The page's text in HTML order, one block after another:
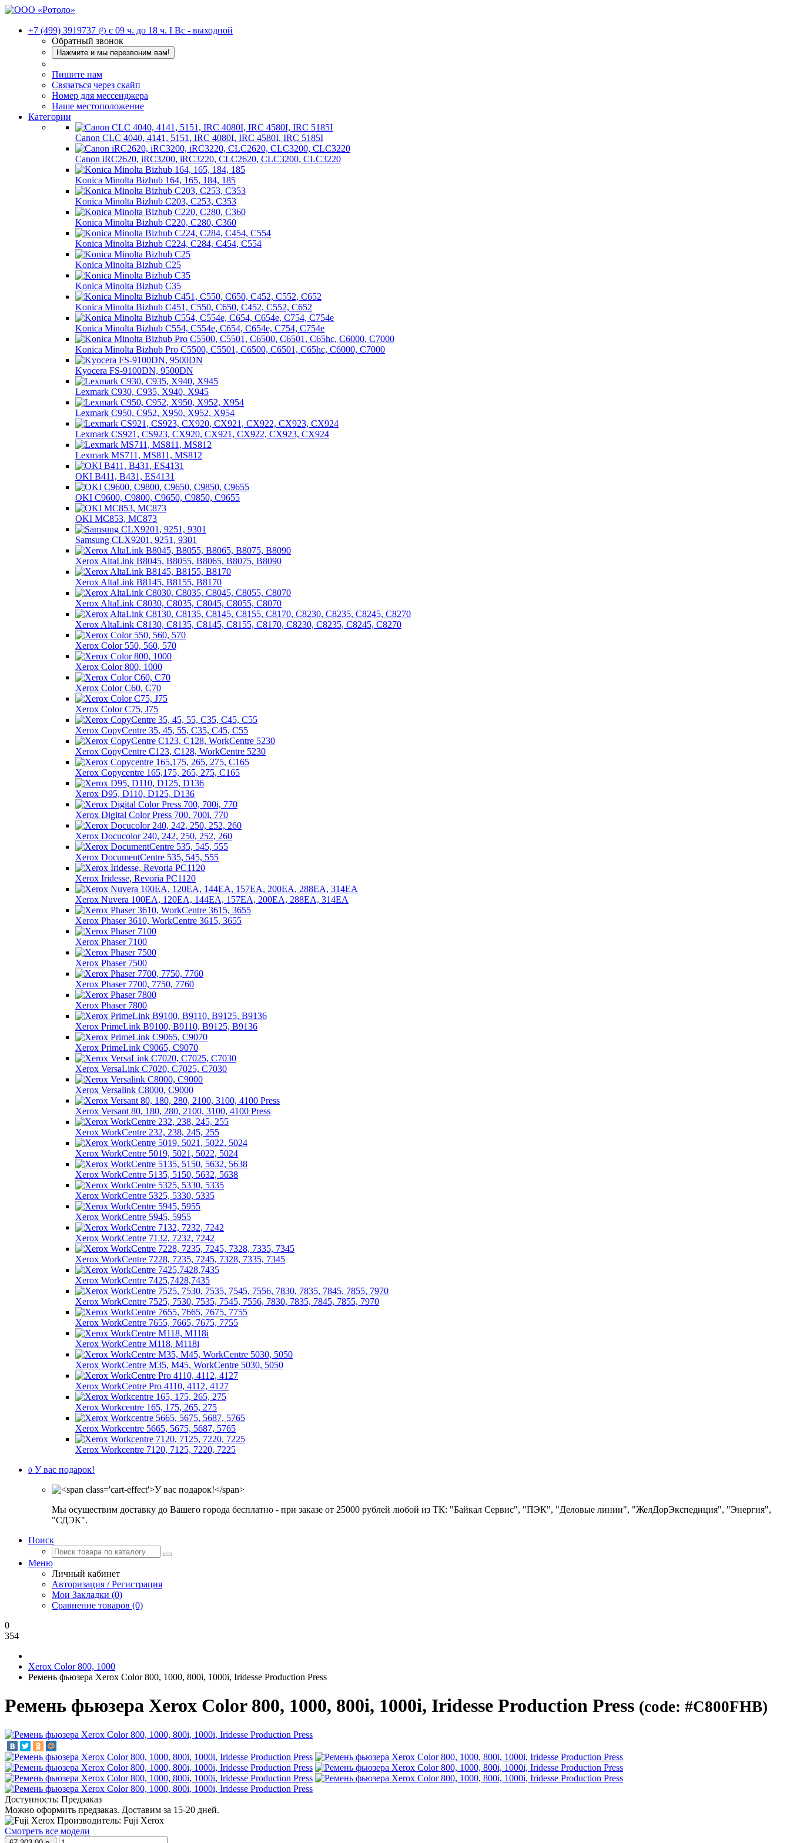
+7 (499) 3919737 ◴ с 09 ч. до 18 ч. I Вc - выходной
Обратный звонок
Нажмите и мы перезвоним вам!
Пишите нам
Связаться через скайп
Номер для мессенджера
Наше местоположение
Категории
Canon CLC 4040, 4141, 5151, IRC 4080I, IRC 4580I, IRC 5185I
Canon iRC2620, iRC3200, iRC3220, CLC2620, CLC3200, CLC3220
Konica Minolta Bizhub 164, 165, 184, 185
Konica Minolta Bizhub C203, C253, C353
Konica Minolta Bizhub C220, C280, C360
Konica Minolta Bizhub C224, C284, C454, C554
Konica Minolta Bizhub C25
Konica Minolta Bizhub C35
Konica Minolta Bizhub C451, С550, С650, С452, С552, С652
Konica Minolta Bizhub C554, C554e, C654, C654e, C754, C754e
Konica Minolta Bizhub Pro C5500, C5501, C6500, C6501, C65hc, C6000, C7000
Kyocera FS-9100DN, 9500DN
Lexmark C930, C935, X940, X945
Lexmark C950, C952, X950, X952, X954
Lexmark CS921, CS923, CX920, CX921, CX922, CX923, CX924
Lexmark MS711, MS811, MS812
OKI B411, B431, ES4131
OKI C9600, C9800, C9650, C9850, C9655
OKI MC853, MC873
Samsung CLX9201, 9251, 9301
Xerox AltaLink B8045, B8055, B8065, B8075, B8090
Xerox AltaLink B8145, B8155, B8170
Xerox AltaLink C8030, C8035, C8045, C8055, C8070
Xerox AltaLink C8130, C8135, C8145, C8155, C8170, C8230, C8235, C8245, C8270
Xerox Color 550, 560, 570
Xerox Color 800, 1000
Xerox Color C60, C70
Xerox Color C75, J75
Xerox CopyCentre 35, 45, 55, C35, C45, C55
Xerox CopyCentre C123, C128, WorkCentre 5230
Xerox Copycentre 165,175, 265, 275, C165
Xerox D95, D110, D125, D136
Xerox Digital Color Press 700, 700i, 770
Xerox Docucolor 240, 242, 250, 252, 260
Xerox DocumentCentre 535, 545, 555
Xerox Iridesse, Revoria PC1120
Xerox Nuvera 100EA, 120EA, 144EA, 157EA, 200EA, 288EA, 314EA
Xerox Phaser 3610, WorkCentre 3615, 3655
Xerox Phaser 7100
Xerox Phaser 7500
Xerox Phaser 7700, 7750, 7760
Xerox Phaser 7800
Xerox PrimeLink B9100, B9110, B9125, B9136
Xerox PrimeLink C9065, C9070
Xerox VersaLink C7020, C7025, C7030
Xerox Versalink C8000, C9000
Xerox Versant 80, 180, 280, 2100, 3100, 4100 Press
Xerox WorkCentre 232, 238, 245, 255
Xerox WorkCentre 5019, 5021, 5022, 5024
Xerox WorkCentre 5135, 5150, 5632, 5638
Xerox WorkCentre 5325, 5330, 5335
Xerox WorkCentre 5945, 5955
Xerox WorkCentre 7132, 7232, 7242
Xerox WorkCentre 7228, 7235, 7245, 7328, 7335, 7345
Xerox WorkCentre 7425,7428,7435
Xerox WorkCentre 7525, 7530, 7535, 7545, 7556, 7830, 7835, 7845, 7855, 7970
Xerox WorkCentre 7655, 7665, 7675, 7755
Xerox WorkCentre M118, M118i
Xerox WorkCentre M35, M45, WorkCentre 5030, 5050
Xerox WorkCentre Pro 4110, 4112, 4127
Xerox Workcentre 165, 175, 265, 275
Xerox Workcentre 5665, 5675, 5687, 5765
Xerox Workcentre 7120, 7125, 7220, 7225
0 У вас подарок!
Мы осуществим доставку до Вашего города бесплатно - при заказе от 25000 рублей любой из ТК: "Байкал Сервис", "ПЭК", "Деловые линии", "ЖелДорЭкспедиция", "Энергия",
"СДЭК".
Поиск
Меню
Личный кабинет
Авторизация / Регистрация
Мои Закладки (0)
Сравнение товаров (0)
0
354
Xerox Color 800, 1000
Ремень фьюзера Xerox Color 800, 1000, 800i, 1000i, Iridesse Production Press
Ремень фьюзера Xerox Color 800, 1000, 800i, 1000i, Iridesse Production Press (code: #С800FHB)
Доступность: Предзаказ
Можно оформить предзаказ. Доставим за 15-20 дней.
Производитель: Fuji Xerox
Смотреть все модели